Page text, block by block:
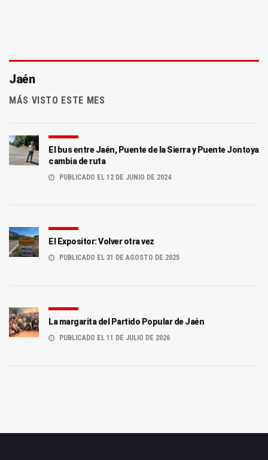
Jaén
MÁS VISTO ESTE MES
El bus entre Jaén, Puente de la Sierra y Puente Jontoya
cambia de ruta
PUBLICADO EL 12 DE JUNIO DE 2024
El Expositor: Volver otra vez
PUBLICADO EL 31 DE AGOSTO DE 2025
La margarita del Partido Popular de Jaén
PUBLICADO EL 11 DE JULIO DE 2026